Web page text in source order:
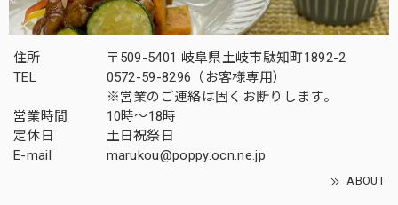
住所
〒509-5401 岐阜県土岐市駄知町1892-2
TEL
0572-59-8296（お客様専用）
※営業のご連絡は固くお断りします。
営業時間
10時～18時
定休日
土日祝祭日
E-mail
marukou@poppy.ocn.ne.jp
ABOUT